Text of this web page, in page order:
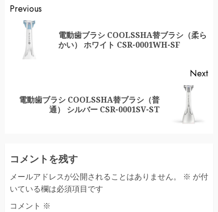
Continue
Reading
Previous
電動歯ブラシ COOLSSHA替ブラシ（柔ら
かい） ホワイト CSR-0001WH-SF
Next
Next
電動歯ブラシ COOLSSHA替ブラシ（普
通） シルバー CSR-0001SV-ST
コメントを残す
メールアドレスが公開されることはありません。 ※ が付
いている欄は必須項目です
コメント ※